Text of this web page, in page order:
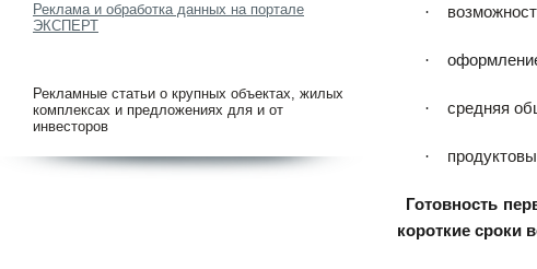
·
·
· средняя
·
Готовность
короткие сроки
Реклама и обработка данных на портале
ЭКСПЕРТ
Рекламные статьи о крупных объектах, жилых
комплексах и предложениях для и от
инвесторов